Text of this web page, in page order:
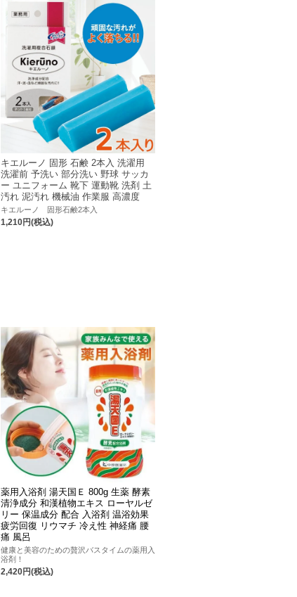
キエルーノ 固形 石鹸 2本入 洗濯用
洗濯前 予洗い 部分洗い 野球 サッカ
ー ユニフォーム 靴下 運動靴 洗剤 土
汚れ 泥汚れ 機械油 作業服 高濃度
キエルーノ 固形石鹸2本入
1,210円(税込)
薬用入浴剤 湯天国Ｅ 800g 生薬 酵素
清浄成分 和漢植物エキス ローヤルゼ
リー 保温成分 配合 入浴剤 温浴効果
疲労回復 リウマチ 冷え性 神経痛 腰
痛 風呂
健康と美容のための贅沢バスタイムの薬用入
浴剤！
2,420円(税込)